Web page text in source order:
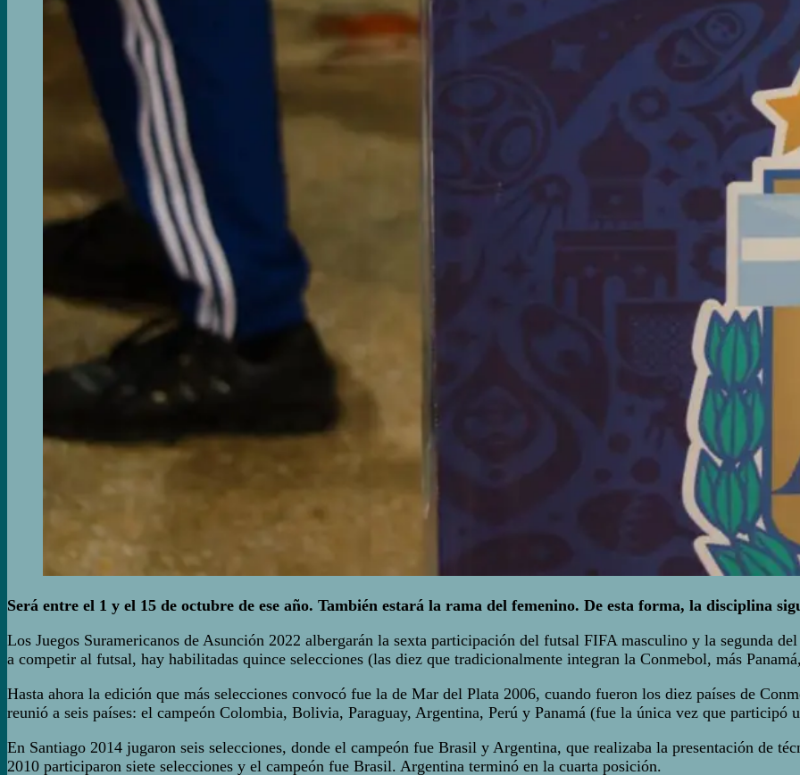
Será entre el 1 y el 15 de octubre de ese año. También estará la rama del femenino. De esta forma, la disciplina
Los Juegos Suramericanos de Asunción 2022 albergarán la sexta participación del futsal FIFA masculino y la segunda
a competir al futsal, hay habilitadas quince selecciones (las diez que tradicionalmente integran la Conmebol, más
Hasta ahora la edición que más selecciones convocó fue la de Mar del Plata 2006, cuando fueron los diez países de
reunió a seis países: el campeón Colombia, Bolivia, Paraguay, Argentina, Perú y Panamá (fue la única vez que participó
En Santiago 2014 jugaron seis selecciones, donde el campeón fue Brasil y Argentina, que realizaba la presentación de
2010 participaron siete selecciones y el campeón fue Brasil. Argentina terminó en la cuarta posición.